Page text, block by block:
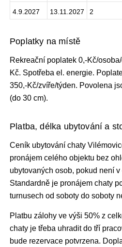
4.9.2027 13.11.2027 2
Poplatky na místě
Rekreační poplatek 0,-Kč/
Kč. Spotřeba el. energie.
350,-Kč/zvíře/týden. Povolena
(do 30 cm).
Platba, délka ubytování a
Ceník ubytování chaty
pronájem celého objektu bez
ubytovaných osob, pokud není
Standardně je pronájem chaty
turnusech od soboty do soboty
Platbu zálohy ve výši 50% z
chaty je třeba uhradit do tří
bude rezervace potvrzena.